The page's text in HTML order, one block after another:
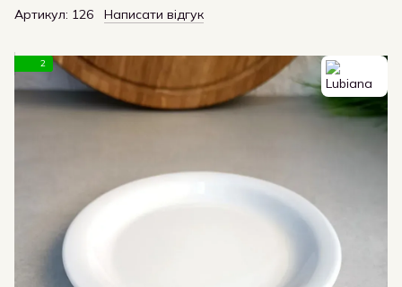
Артикул: 126 Написати відгук
2